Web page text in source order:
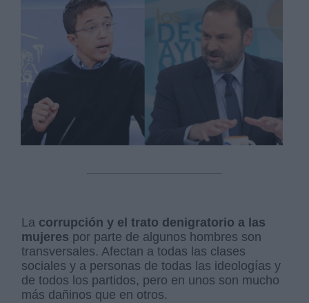
La corrupción y el trato denigratorio a las
mujeres por parte de algunos hombres son
transversales. Afectan a todas las clases
sociales y a personas de todas las ideologías y
de todos los partidos, pero en unos son mucho
más dañinos que en otros.